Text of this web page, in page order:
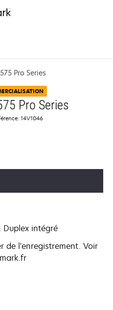
Pro Series
Pro Series
14V1046
Duplex intégré
de l'enregistrement. Voir